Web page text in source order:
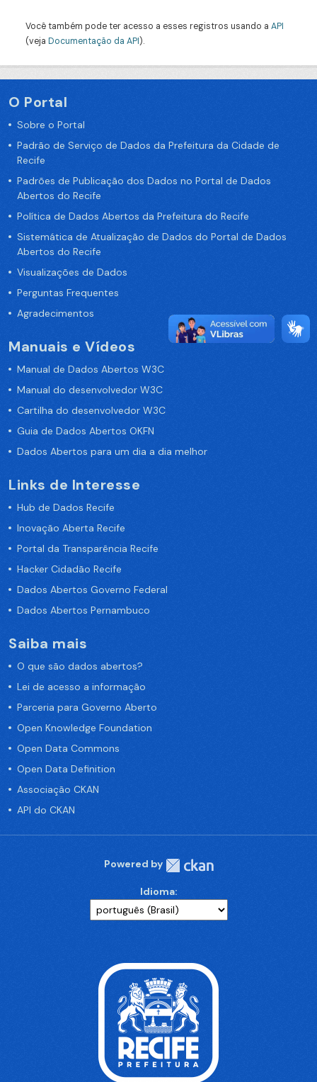
Você também pode ter acesso a esses registros usando a API
(veja Documentação da API).
O Portal
Sobre o Portal
Padrão de Serviço de Dados da Prefeitura da Cidade de
Recife
Padrões de Publicação dos Dados no Portal de Dados
Abertos do Recife
Política de Dados Abertos da Prefeitura do Recife
Sistemática de Atualização de Dados do Portal de Dados
Abertos do Recife
Visualizações de Dados
Perguntas Frequentes
Agradecimentos
Manuais e Vídeos
Manual de Dados Abertos W3C
Manual do desenvolvedor W3C
Cartilha do desenvolvedor W3C
Guia de Dados Abertos OKFN
Dados Abertos para um dia a dia melhor
Links de Interesse
Hub de Dados Recife
Inovação Aberta Recife
Portal da Transparência Recife
Hacker Cidadão Recife
Dados Abertos Governo Federal
Dados Abertos Pernambuco
Saiba mais
O que são dados abertos?
Lei de acesso a informação
Parceria para Governo Aberto
Open Knowledge Foundation
Open Data Commons
Open Data Definition
Associação CKAN
API do CKAN
Powered by
Idioma